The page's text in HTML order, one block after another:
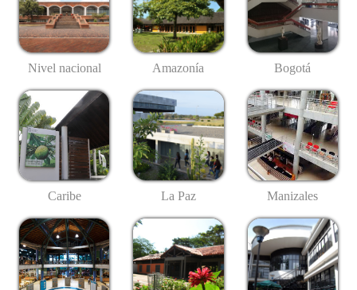
Nivel nacional Amazonía Bogotá
Caribe La Paz Manizales